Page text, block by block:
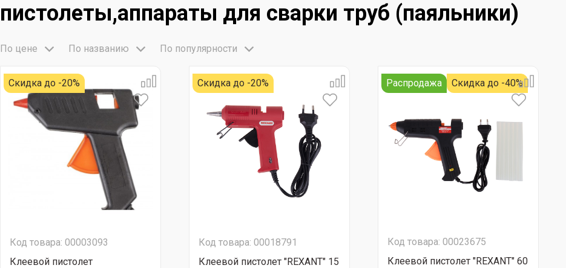
пистолеты,аппараты для сварки труб (паяльники)
По цене По названию По популярности
Скидка до -20%
Код товара: 00003093
Клеевой пистолет
Скидка до -20%
Код товара: 00018791
Клеевой пистолет "REXANT" 15
Распродажа Скидка до -40%
Код товара: 00023675
Клеевой пистолет "REXANT" 60